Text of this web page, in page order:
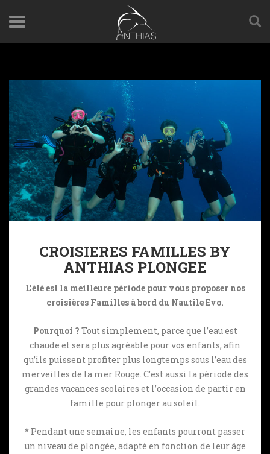
CROISIERES FAMILLES BY
ANTHIAS PLONGEE
L’été est la meilleure période pour vous proposer nos
croisières Familles à bord du Nautile Evo.
Pourquoi ? Tout simplement, parce que l’eau est
chaude et sera plus agréable pour vos enfants, afin
qu’ils puissent profiter plus longtemps sous l’eau des
merveilles de la mer Rouge. C’est aussi la période des
grandes vacances scolaires et l’occasion de partir en
famille pour plonger au soleil.
* Pendant une semaine, les enfants pourront passer
un niveau de plongée, adapté en fonction de leur âge